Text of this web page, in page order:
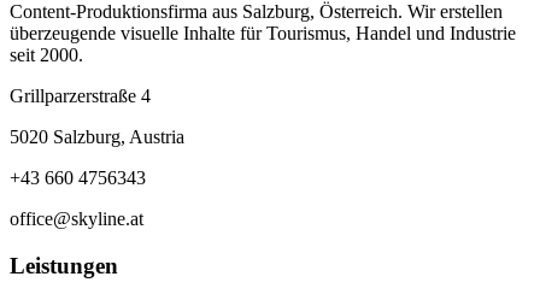
Content-Produktionsfirma aus Salzburg, Österreich. Wir erstellen
überzeugende visuelle Inhalte für Tourismus, Handel und Industrie
seit 2000.
Grillparzerstraße 4
5020 Salzburg, Austria
+43 660 4756343
office@skyline.at
Leistungen